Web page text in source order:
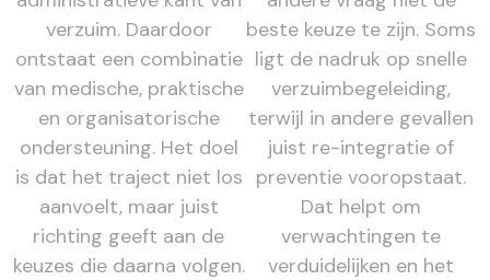
verzuim. Daardoor
ontstaat een combinatie
van medische, praktische
en organisatorische
ondersteuning. Het doel
is dat het traject niet los
aanvoelt, maar juist
richting geeft aan de
keuzes die daarna volgen.
beste keuze te zijn. Soms
ligt de nadruk op snelle
verzuimbegeleiding,
terwijl in andere gevallen
juist re-integratie of
preventie vooropstaat.
Dat helpt om
verwachtingen te
verduidelijken en het